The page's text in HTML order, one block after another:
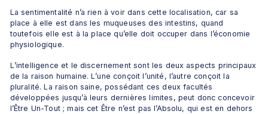
La sentimentalité n’a rien à voir dans cette localisation, car sa
place à elle est dans les muqueuses des intestins, quand
toutefois elle est à la place qu’elle doit occuper dans l’économie
physiologique.
L’intelligence et le discernement sont les deux aspects principaux
de la raison humaine. L’une conçoit l’unité, l’autre conçoit la
pluralité. La raison saine, possédant ces deux facultés
développées jusqu’à leurs dernières limites, peut donc concevoir
l’Être Un-Tout ; mais cet Être n’est pas l’Absolu, qui est en dehors